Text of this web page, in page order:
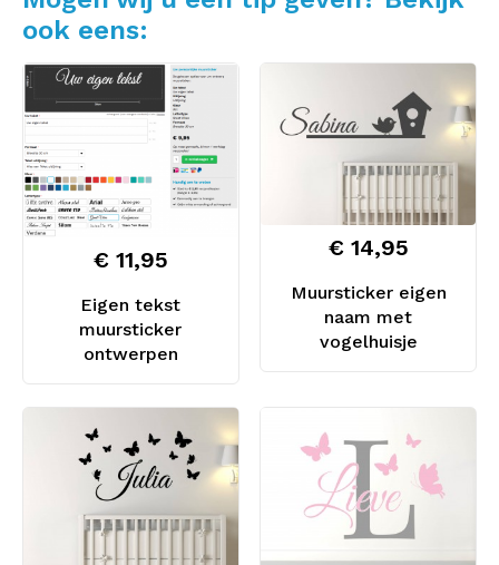
ook eens:
Eigen tekst
muursticker
ontwerpen
€ 11,95
Muursticker eigen
naam met
vogelhuisje
€ 14,95